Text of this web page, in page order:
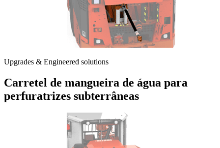
Upgrades & Engineered solutions
Carretel de mangueira de água para
perfuratrizes subterrâneas